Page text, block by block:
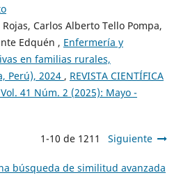
Carlos Alberto Tello Pompa,
Edquén , Enfermería y
en familias rurales,
Perú), 2024 , REVISTA CIENTÍFICA
41 Núm. 2 (2025): Mayo -
1-10 de 1211 Siguiente
búsqueda de similitud avanzada